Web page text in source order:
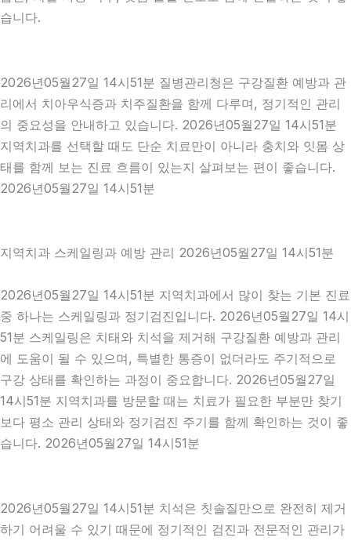
습니다.
2026년05월27일 14시51분 질병관리청은 구강질환 예방과 관
리에서 치아우식증과 치주질환을 함께 다루며, 정기적인 관리
의 중요성을 안내하고 있습니다. 2026년05월27일 14시51분
지역치과를 선택할 때도 단순 치료만이 아니라 충치와 잇몸 상
태를 함께 보는 진료 흐름이 있는지 살펴보는 편이 좋습니다.
2026년05월27일 14시51분
지역치과 스케일링과 예방 관리 2026년05월27일 14시51분
2026년05월27일 14시51분 지역치과에서 많이 찾는 기본 진료
중 하나는 스케일링과 정기검진입니다. 2026년05월27일 14시
51분 스케일링은 치태와 치석을 제거해 구강질환 예방과 관리
에 도움이 될 수 있으며, 특별한 통증이 없더라도 주기적으로
구강 상태를 확인하는 과정이 중요합니다. 2026년05월27일
14시51분 지역치과를 방문할 때는 치료가 필요한 부분만 찾기
보다 평소 관리 상태와 정기검진 주기를 함께 확인하는 것이 좋
습니다. 2026년05월27일 14시51분
2026년05월27일 14시51분 치석은 칫솔질만으로 완전히 제거
하기 어려울 수 있기 때문에 정기적인 검진과 전문적인 관리가